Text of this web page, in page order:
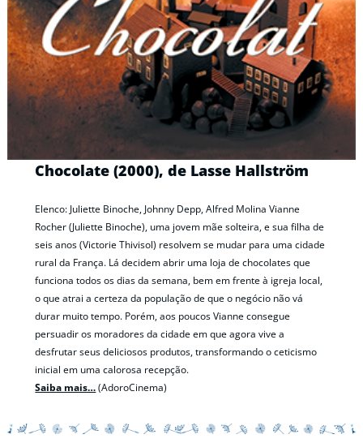
Chocolate (2000), de Lasse Hallström
Elenco: Juliette Binoche, Johnny Depp, Alfred Molina Vianne
Rocher (Juliette Binoche), uma jovem mãe solteira, e sua filha de
seis anos (Victorie Thivisol) resolvem se mudar para uma cidade
rural da França. Lá decidem abrir uma loja de chocolates que
funciona todos os dias da semana, bem em frente à igreja local,
o que atrai a certeza da população de que o negócio não vá
durar muito tempo. Porém, aos poucos Vianne consegue
persuadir os moradores da cidade em que agora vive a
desfrutar seus deliciosos produtos, transformando o ceticismo
inicial em uma calorosa recepção.
Saiba mais…(AdoroCinema)